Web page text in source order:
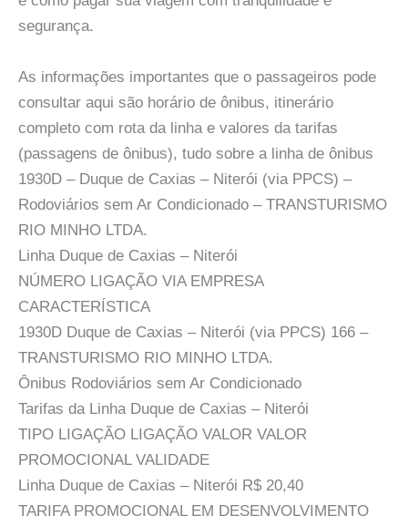
segurança.
As informações importantes que o passageiros pode
consultar aqui são horário de ônibus, itinerário
completo com rota da linha e valores da tarifas
(passagens de ônibus), tudo sobre a linha de ônibus
1930D – Duque de Caxias – Niterói (via PPCS) –
Rodoviários sem Ar Condicionado – TRANSTURISMO
RIO MINHO LTDA.
Linha Duque de Caxias – Niterói
NÚMERO LIGAÇÃO VIA EMPRESA
CARACTERÍSTICA
1930D Duque de Caxias – Niterói (via PPCS) 166 –
TRANSTURISMO RIO MINHO LTDA.
Ônibus Rodoviários sem Ar Condicionado
Tarifas da Linha Duque de Caxias – Niterói
TIPO LIGAÇÃO LIGAÇÃO VALOR VALOR
PROMOCIONAL VALIDADE
Linha Duque de Caxias – Niterói R$ 20,40
TARIFA PROMOCIONAL EM DESENVOLVIMENTO